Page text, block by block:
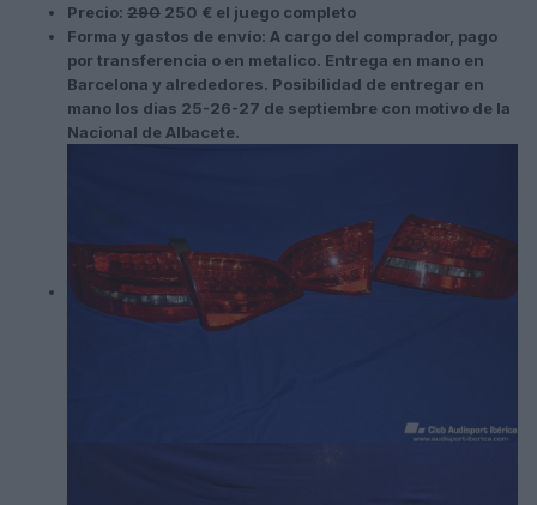
Precio: 290 250 € el juego completo
Forma y gastos de envío: A cargo del comprador, pago
por transferencia o en metalico. Entrega en mano en
Barcelona y alrededores. Posibilidad de entregar en
mano los dias 25-26-27 de septiembre con motivo de la
Nacional deAlbacete.